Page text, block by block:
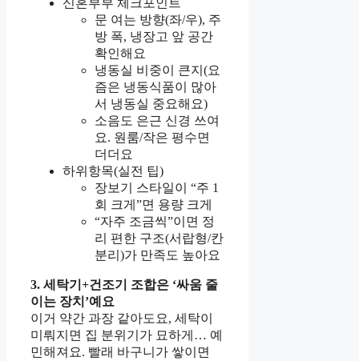
신혼부부 체크포인트
문 여는 방향(좌/우), 주
방 폭, 냉장고 앞 공간
확인해요
냉동실 비중이 큰지(요
즘은 냉동식품이 많아
서 냉동실 중요해요)
소음도 은근 신경 쓰여
요. 원룸/작은 평수면
더더요
하위항목(실전 팁)
장보기 스타일이 “주 1
회 크게”면 용량 크게
“자주 조금씩”이면 정
리 편한 구조(서랍형/칸
분리)가 만족도 높아요
3. 세탁기+건조기 조합은 ‘싸움 줄
이는 장치’예요
이거 약간 과장 같아도요, 세탁이
미뤄지면 집 분위기가 묘하게… 예
민해져요. 빨래 바구니가 쌓이면